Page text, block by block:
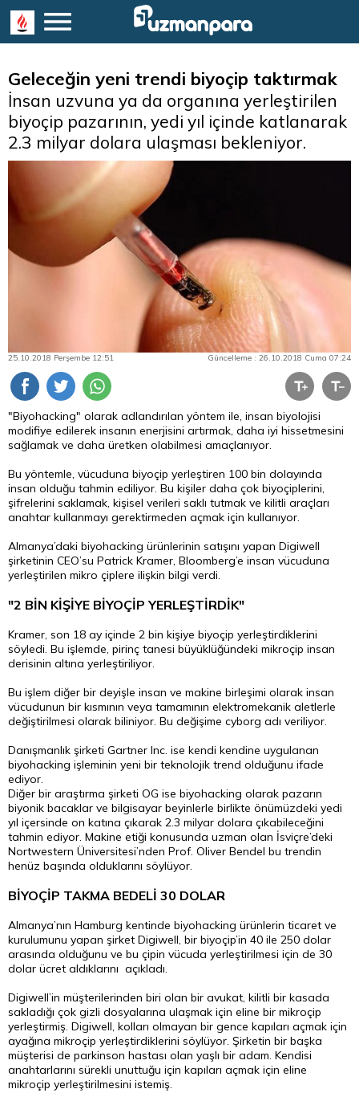
Geleceğin yeni trendi biyoçip taktırmak
İnsan uzvuna ya da organına yerleştirilen
biyoçip pazarının, yedi yıl içinde katlanarak
2.3 milyar dolara ulaşması bekleniyor.
25.10.2018 Perşembe 12:51 Güncelleme : 26.10.2018 Cuma 07:24
"Biyohacking" olarak adlandırılan yöntem ile, insan biyolojisi
modifiye edilerek insanın enerjisini artırmak, daha iyi hissetmesini
sağlamak ve daha üretken olabilmesi amaçlanıyor.
Bu yöntemle, vücuduna biyoçip yerleştiren 100 bin dolayında
insan olduğu tahmin ediliyor. Bu kişiler daha çok biyoçiplerini,
şifrelerini saklamak, kişisel verileri saklı tutmak ve kilitli araçları
anahtar kullanmayı gerektirmeden açmak için kullanıyor.
Almanya’daki biyohacking ürünlerinin satışını yapan Digiwell
şirketinin CEO’su Patrick Kramer, Bloomberg’e insan vücuduna
yerleştirilen mikro çiplere ilişkin bilgi verdi.
"2 BİN KİŞİYE BİYOÇİP YERLEŞTİRDİK"
Kramer, son 18 ay içinde 2 bin kişiye biyoçip yerleştirdiklerini
söyledi. Bu işlemde, pirinç tanesi büyüklüğündeki mikroçip insan
derisinin altına yerleştiriliyor.
Bu işlem diğer bir deyişle insan ve makine birleşimi olarak insan
vücudunun bir kısmının veya tamamının elektromekanik aletlerle
değiştirilmesi olarak biliniyor. Bu değişime cyborg adı veriliyor.
Danışmanlık şirketi Gartner Inc. ise kendi kendine uygulanan
biyohacking işleminin yeni bir teknolojik trend olduğunu ifade
ediyor.
Diğer bir araştırma şirketi OG ise biyohacking olarak pazarın
biyonik bacaklar ve bilgisayar beyinlerle birlikte önümüzdeki yedi
yıl içersinde on katına çıkarak 2.3 milyar dolara çıkabileceğini
tahmin ediyor. Makine etiği konusunda uzman olan İsviçre’deki
Nortwestern Üniversitesi’nden Prof. Oliver Bendel bu trendin
henüz başında olduklarını söylüyor.
BİYOÇİP TAKMA BEDELİ 30 DOLAR
Almanya’nın Hamburg kentinde biyohacking ürünlerin ticaret ve
kurulumunu yapan şirket Digiwell, bir biyoçip’in 40 ile 250 dolar
arasında olduğunu ve bu çipin vücuda yerleştirilmesi için de 30
dolar ücret aldıklarını açıkladı.
Digiwell’in müşterilerinden biri olan bir avukat, kilitli bir kasada
sakladığı çok gizli dosyalarına ulaşmak için eline bir mikroçip
yerleştirmiş. Digiwell, kolları olmayan bir gence kapıları açmak için
ayağına mikroçip yerleştirdiklerini söylüyor. Şirketin bir başka
müşterisi de parkinson hastası olan yaşlı bir adam. Kendisi
anahtarlarını sürekli unuttuğu için kapıları açmak için eline
mikroçip yerleştirilmesini istemiş.